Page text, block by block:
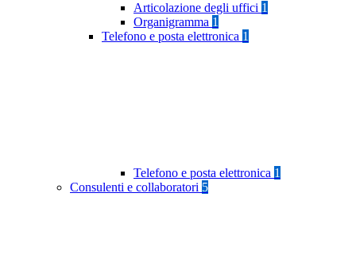
Articolazione degli uffici 1
Organigramma 1
Telefono e posta elettronica 1
Telefono e posta elettronica 1
Consulenti e collaboratori 5